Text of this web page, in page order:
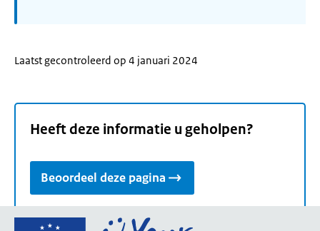
Laatst gecontroleerd op 4 januari 2024
Heeft deze informatie u geholpen?
Beoordeel deze pagina
Ga